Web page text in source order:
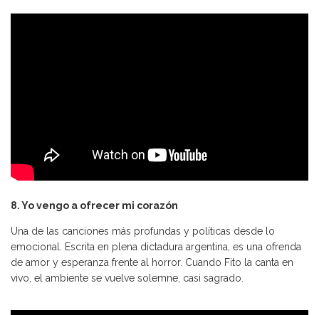
8. Yo vengo a ofrecer mi corazón
Una de las canciones más profundas y políticas desde lo
emocional. Escrita en plena dictadura argentina, es una ofrenda
de amor y esperanza frente al horror. Cuando Fito la canta en
vivo, el ambiente se vuelve solemne, casi sagrado.